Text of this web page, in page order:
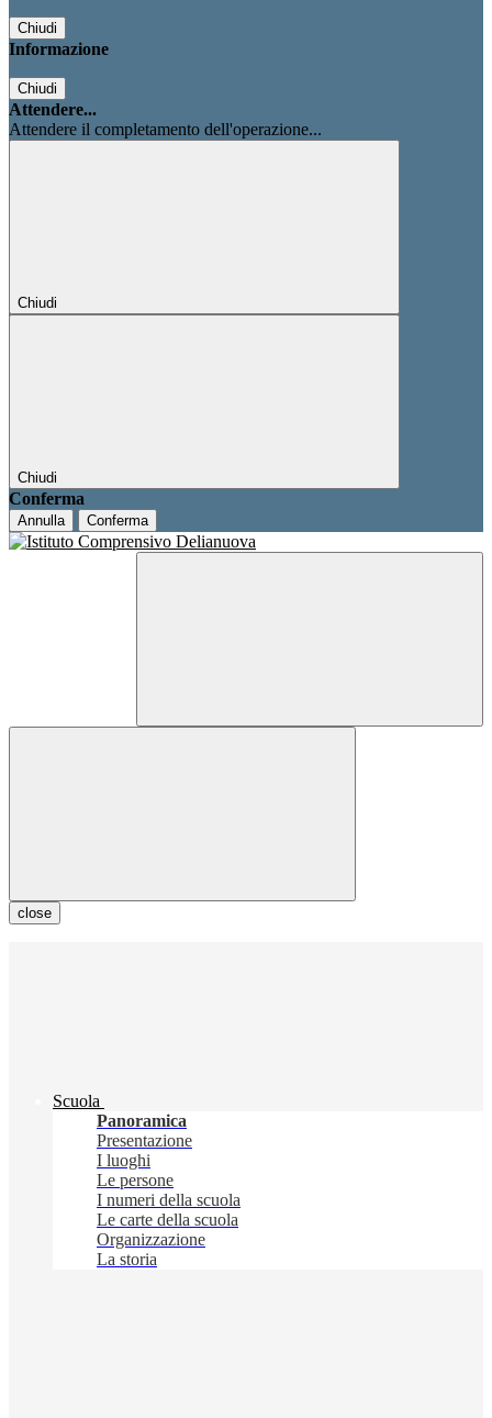
Chiudi
Informazione
Chiudi
Attendere...
Attendere il completamento dell'operazione...
Chiudi
Chiudi
Conferma
Annulla Conferma
close
Scuola
Panoramica
Presentazione
I luoghi
Le persone
I numeri della scuola
Le carte della scuola
Organizzazione
La storia